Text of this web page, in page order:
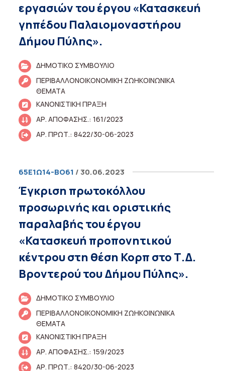
εργασιών του έργου «Κατασκευή
γηπέδου Παλαιομοναστήρου
Δήμου Πύλης».
ΔΗΜΟΤΙΚΟ ΣΥΜΒΟΥΛΙΟ
ΠΕΡΙΒΑΛΛΟΝΟΙΚΟΝΟΜΙΚΗ ΖΩΗΚΟΙΝΩΝΙΚΑ
ΘΕΜΑΤΑ
ΚΑΝΟΝΙΣΤΙΚΗ ΠΡΑΞΗ
ΑΡ. ΑΠΟΦΑΣΗΣ.: 161/2023
ΑΡ. ΠΡΩΤ.: 8422/30-06-2023
65Ε1Ω14-ΒΟ61 / 30.06.2023
Έγκριση πρωτοκόλλου
προσωρινής και οριστικής
παραλαβής του έργου
«Κατασκευή προπονητικού
κέντρου στη θέση Κορπ στο Τ.Δ.
Βροντερού του Δήμου Πύλης».
ΔΗΜΟΤΙΚΟ ΣΥΜΒΟΥΛΙΟ
ΠΕΡΙΒΑΛΛΟΝΟΙΚΟΝΟΜΙΚΗ ΖΩΗΚΟΙΝΩΝΙΚΑ
ΘΕΜΑΤΑ
ΚΑΝΟΝΙΣΤΙΚΗ ΠΡΑΞΗ
ΑΡ. ΑΠΟΦΑΣΗΣ.: 159/2023
ΑΡ. ΠΡΩΤ.: 8420/30-06-2023